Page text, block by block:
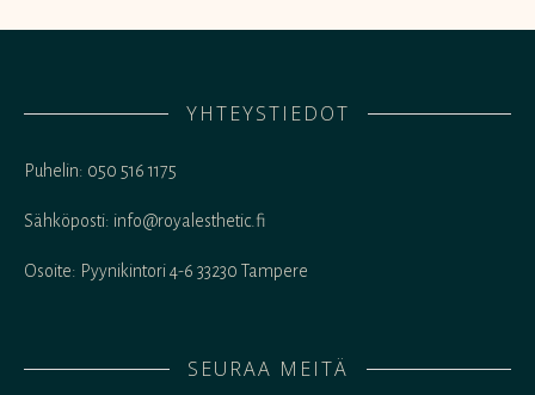
YHTEYSTIEDOT
Puhelin: 050 516 1175
Sähköposti: info@royalesthetic.fi
Osoite: Pyynikintori 4-6 33230 Tampere
SEURAA MEITÄ